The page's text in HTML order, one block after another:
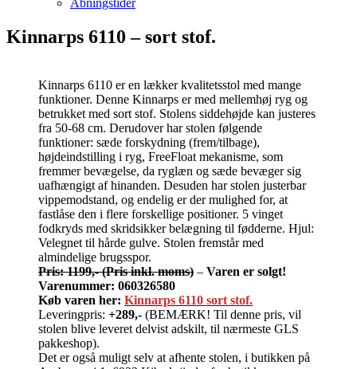
Åbningstider
Kinnarps 6110 – sort stof.
Kinnarps 6110 er en lækker kvalitetsstol med mange
funktioner. Denne Kinnarps er med mellemhøj ryg og
betrukket med sort stof. Stolens siddehøjde kan justeres
fra 50-68 cm. Derudover har stolen følgende
funktioner: sæde forskydning (frem/tilbage),
højdeindstilling i ryg, FreeFloat mekanisme, som
fremmer bevægelse, da ryglæn og sæde bevæger sig
uafhængigt af hinanden. Desuden har stolen justerbar
vippemodstand, og endelig er der mulighed for, at
fastlåse den i flere forskellige positioner. 5 vinget
fodkryds med skridsikker belægning til fødderne. Hjul:
Velegnet til hårde gulve. Stolen fremstår med
almindelige brugsspor.
Pris: 1199,- (Pris inkl. moms) – Varen er solgt!
Varenummer: 060326580
Køb varen her: Kinnarps 6110 sort stof.
Leveringpris: +289,- (BEMÆRK! Til denne pris, vil
stolen blive leveret delvist adskilt, til nærmeste GLS
pakkeshop).
Det er også muligt selv at afhente stolen, i butikken på